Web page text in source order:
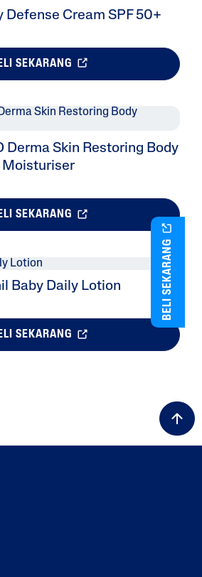
Defense Cream SPF 50+
SEKARANG
Derma Skin Restoring Body
Moisturiser
SEKARANG
Baby Daily Lotion
SEKARANG
BELI SEKARANG